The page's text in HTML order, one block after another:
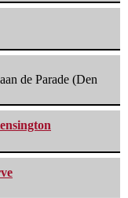
de Parade (Den